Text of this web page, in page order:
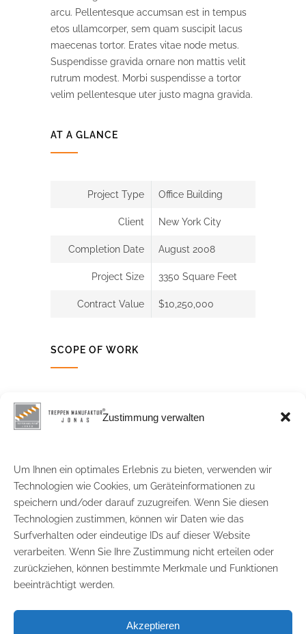
Zustimmung verwalten
Um Ihnen ein optimales Erlebnis zu bieten, verwenden wir
Technologien wie Cookies, um Geräteinformationen zu
speichern und/oder darauf zuzugreifen. Wenn Sie diesen
Technologien zustimmen, können wir Daten wie das
Surfverhalten oder eindeutige IDs auf dieser Website
verarbeiten. Wenn Sie Ihre Zustimmung nicht erteilen oder
zurückziehen, können bestimmte Merkmale und Funktionen
beeinträchtigt werden.
Akzeptieren
arcu. Pellentesque accumsan est in tempus
etos ullamcorper, sem quam suscipit lacus
maecenas tortor. Erates vitae node metus.
Suspendisse gravida ornare non mattis velit
rutrum modest. Morbi suspendisse a tortor
velim pellentesque uter justo magna gravida.
AT A GLANCE
Project Type Office Building
Client New York City
Completion Date August 2008
Project Size 3350 Square Feet
Contract Value $10,250,000
SCOPE OF WORK
Client Info Scope Of Work
Morbi nulla tortor, dignissim est node cursus
euismod est arcu. Nomad at vehicula novum
justo magna.
Financial Responsibility to Our Clients
Superior Quality and Craftsmanship
Quality and Value to theProjects We
Deliver